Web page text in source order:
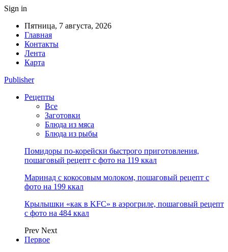
Sign in
Пятница, 7 августа, 2026
Главная
Контакты
Лента
Карта
Publisher
Рецепты
Все
Заготовки
Блюда из мяса
Блюда из рыбы
Помидоры по-корейски быстрого приготовления,
пошаговый рецепт с фото на 119 ккал
Маринад с кокосовым молоком, пошаговый рецепт с
фото на 199 ккал
Крылышки «как в KFC» в аэрогриле, пошаговый рецепт
с фото на 484 ккал
Prev Next
Первое